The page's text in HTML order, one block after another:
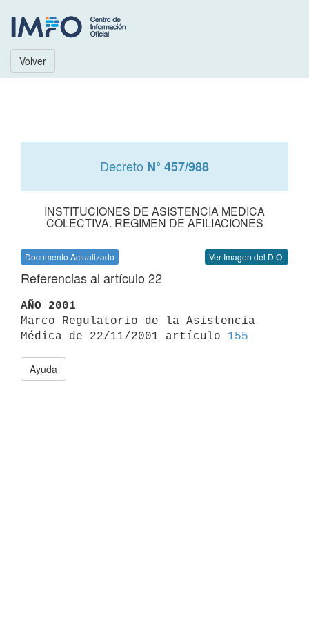
Volver
Decreto N° 457/988
INSTITUCIONES DE ASISTENCIA MEDICA
COLECTIVA. REGIMEN DE AFILIACIONES
Documento Actualizado Ver Imagen del D.O.
Referencias al artículo 22
AÑO 2001
Marco Regulatorio de la Asistencia
Médica de 22/11/2001 artículo 155
Ayuda